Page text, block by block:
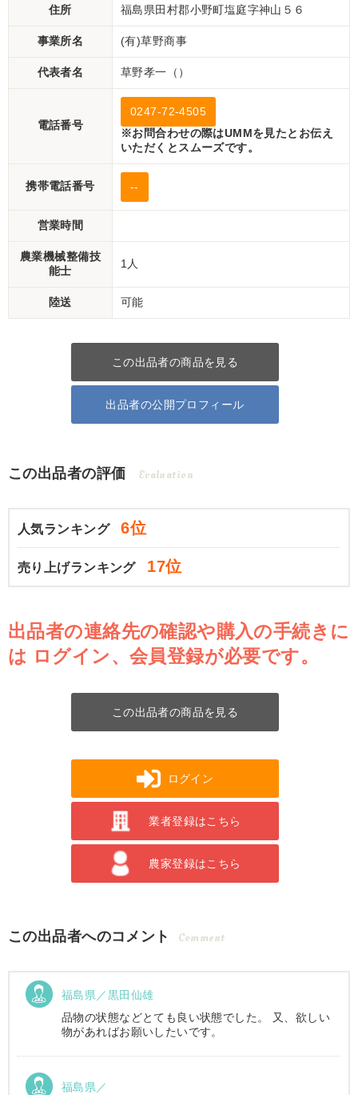
住所 福島県田村郡小野町塩庭字神山５６
事業所名 (有)草野商事
代表者名 草野孝一（）
電話番号
0247-72-4505
※お問合わせの際はUMMを見たとお伝え
いただくとスムーズです。
携帯電話番号 --
営業時間
農業機械整備技
能士
1人
陸送 可能
この出品者の商品を見る
出品者の公開プロフィール
この出品者の評価 Evaluation
人気ランキング 6位
売り上げランキング 17位
出品者の連絡先の確認や購入の手続きに
は ログイン、会員登録が必要です。
この出品者の商品を見る
ログイン
業者登録はこちら
農家登録はこちら
この出品者へのコメント Comment
福島県／黒田仙雄
品物の状態などとても良い状態でした。 又、欲しい
物があればお願いしたいです。
福島県／